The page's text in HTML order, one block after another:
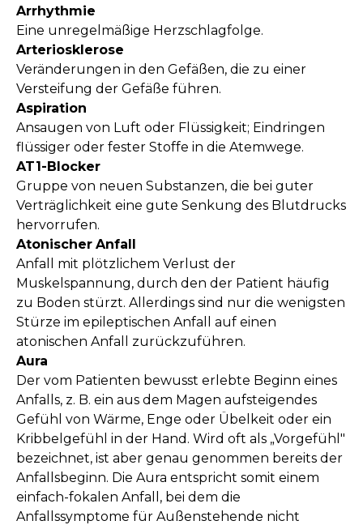
Arrhythmie
Eine unregelmäßige Herzschlagfolge.
Arteriosklerose
Veränderungen in den Gefäßen, die zu einer
Versteifung der Gefäße führen.
Aspiration
Ansaugen von Luft oder Flüssigkeit; Eindringen
flüssiger oder fester Stoffe in die Atemwege.
AT1-Blocker
Gruppe von neuen Substanzen, die bei guter
Verträglichkeit eine gute Senkung des Blutdrucks
hervorrufen.
Atonischer Anfall
Anfall mit plötzlichem Verlust der
Muskelspannung, durch den der Patient häufig
zu Boden stürzt. Allerdings sind nur die wenigsten
Stürze im epileptischen Anfall auf einen
atonischen Anfall zurückzuführen.
Aura
Der vom Patienten bewusst erlebte Beginn eines
Anfalls, z. B. ein aus dem Magen aufsteigendes
Gefühl von Wärme, Enge oder Übelkeit oder ein
Kribbelgefühl in der Hand. Wird oft als „Vorgefühl"
bezeichnet, ist aber genau genommen bereits der
Anfallsbeginn. Die Aura entspricht somit einem
einfach-fokalen Anfall, bei dem die
Anfallssymptome für Außenstehende nicht